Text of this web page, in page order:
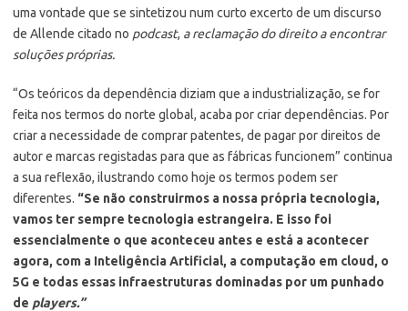
uma vontade que se sintetizou num curto excerto de um discurso
de Allende citado no podcast, a reclamação do direito a encontrar
soluções próprias.
“Os teóricos da dependência diziam que a industrialização, se for
feita nos termos do norte global, acaba por criar dependências. Por
criar a necessidade de comprar patentes, de pagar por direitos de
autor e marcas registadas para que as fábricas funcionem” continua
a sua reflexão, ilustrando como hoje os termos podem ser
diferentes. “Se não construirmos a nossa própria tecnologia,
vamos ter sempre tecnologia estrangeira. E isso foi
essencialmente o que aconteceu antes e está a acontecer
agora, com a Inteligência Artificial, a computação em cloud, o
5G e todas essas infraestruturas dominadas por um punhado
de players.”